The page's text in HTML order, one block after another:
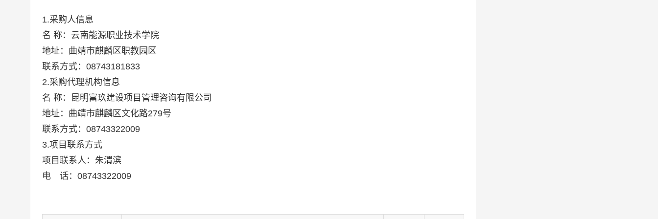
1.采购人信息
名 称：云南能源职业技术学院
地址：曲靖市麒麟区职教园区
联系方式：08743181833
2.采购代理机构信息
名 称：昆明富玖建设项目管理咨询有限公司
地址：曲靖市麒麟区文化路279号
联系方式：08743322009
3.项目联系方式
项目联系人：朱渭滨
电 话：08743322009